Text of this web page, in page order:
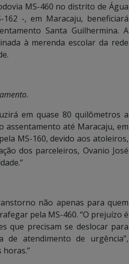
MS-460 no distrito de Água
-, em Maracaju, beneficiará
Santa Guilhermina. A
à merenda escolar da rede
em quase 80 quilômetros a
assentamento até Maracaju, em
MS-160, devido aos atoleiros,
dos parceleiros, Ovanio José
não apenas para quem
pela MS-460. “O prejuízo é
que precisam se deslocar para
de atendimento de urgência”,
horas.”